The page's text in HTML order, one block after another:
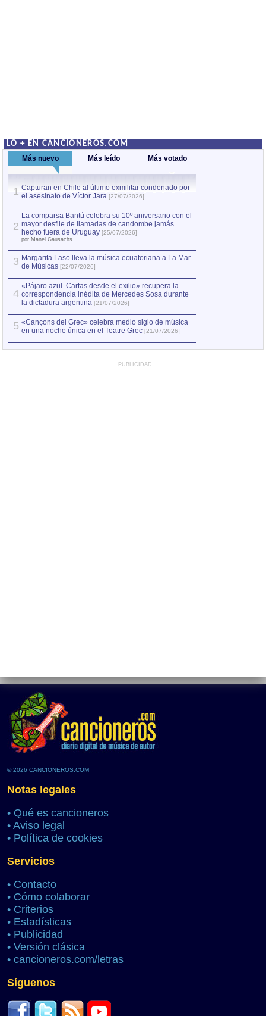
LO + EN CANCIONEROS.COM
Más nuevo Más leído Más votado
1 Capturan en Chile al último exmilitar condenado por
el asesinato de Víctor Jara [27/07/2026]
2
La comparsa Bantú celebra su 10º aniversario con el
mayor desfile de llamadas de candombe jamás
hecho fuera de Uruguay [25/07/2026]
por Manel Gausachs
3 Margarita Laso lleva la música ecuatoriana a La Mar
de Músicas [22/07/2026]
4
«Pájaro azul. Cartas desde el exilio» recupera la
correspondencia inédita de Mercedes Sosa durante
la dictadura argentina [21/07/2026]
5 «Cançons del Grec» celebra medio siglo de música
en una noche única en el Teatre Grec [21/07/2026]
PUBLICIDAD
© 2026 CANCIONEROS.COM
Notas legales
• Qué es cancioneros
• Aviso legal
• Política de cookies
Servicios
• Contacto
• Cómo colaborar
• Criterios
• Estadísticas
• Publicidad
• Versión clásica
• cancioneros.com/letras
Síguenos